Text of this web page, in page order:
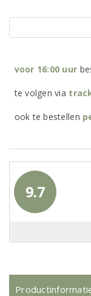
voor 16:00 uur
te volgen via
ook te bestellen
9.7